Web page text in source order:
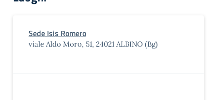
Sede Isis Romero
viale Aldo Moro, 51, 24021 ALBINO (Bg)